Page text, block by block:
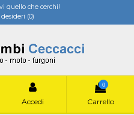
quello che cerchi!
desideri (0)
Accedi
0
Carrello